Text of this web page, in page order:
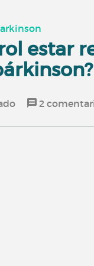
estar
2